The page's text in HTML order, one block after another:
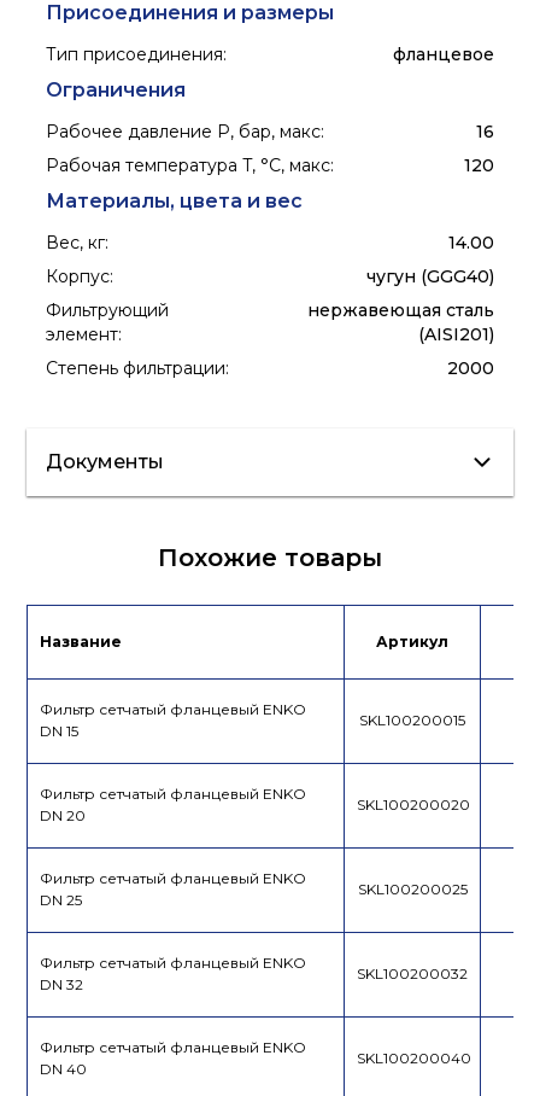
Присоединения и размеры
Тип присоединения: фланцевое
Ограничения
Рабочее давление P, бар, макс:
16
Рабочая температура T, °C, макс: 120
Материалы, цвета и вес
Вес, кг:
14.00
Корпус:
чугун (GGG40)
Фильтрующий
элемент:
нержавеющая сталь
(AISI201)
Степень фильтрации: 2000
Документы
Декларация
Паспорт
Похожие товары
Название Артикул
Фильтр сетчатый фланцевый ENKO
DN 15
SKL100200015
Фильтр сетчатый фланцевый ENKO
DN 20
SKL100200020
Фильтр сетчатый фланцевый ENKO
DN 25
SKL100200025
Фильтр сетчатый фланцевый ENKO
DN 32
SKL100200032
Фильтр сетчатый фланцевый ENKO
DN 40
SKL100200040